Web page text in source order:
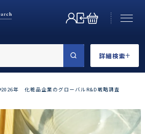
詳細検索
2026年 化粧品企業のグローバルR&D戦略調査